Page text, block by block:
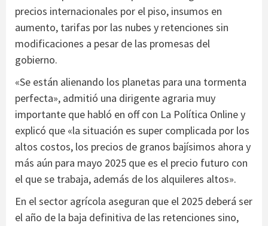
precios internacionales por el piso, insumos en
aumento, tarifas por las nubes y retenciones sin
modificaciones a pesar de las promesas del
gobierno.
«Se están alienando los planetas para una tormenta
perfecta», admitió una dirigente agraria muy
importante que habló en off con La Política Online y
explicó que «la situación es super complicada por los
altos costos, los precios de granos bajísimos ahora y
más aún para mayo 2025 que es el precio futuro con
el que se trabaja, además de los alquileres altos».
En el sector agrícola aseguran que el 2025 deberá ser
el año de la baja definitiva de las retenciones sino,